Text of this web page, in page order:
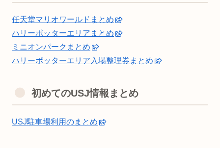
任天堂マリオワールドまとめ
ハリーポッターエリアまとめ
ミニオンパークまとめ
ハリーポッターエリア入場整理券まとめ
初めてのUSJ情報まとめ
USJ駐車場利用のまとめ